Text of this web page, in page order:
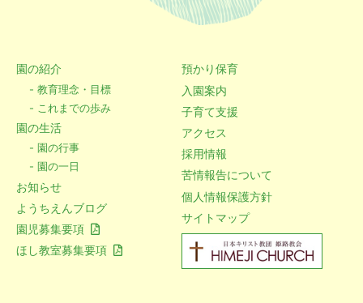
園の紹介
- 教育理念・目標
- これまでの歩み
園の生活
- 園の行事
- 園の一日
お知らせ
ようちえんブログ
園児募集要項
ほし教室募集要項
預かり保育
入園案内
子育て支援
アクセス
採用情報
苦情報告について
個人情報保護方針
サイトマップ